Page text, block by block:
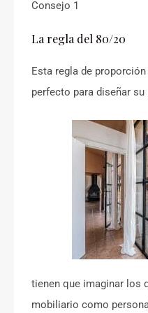
Consejo 1
La regla del 80/20
Esta regla de
perfecto para diseñar su
tienen que imaginar los
mobiliario como